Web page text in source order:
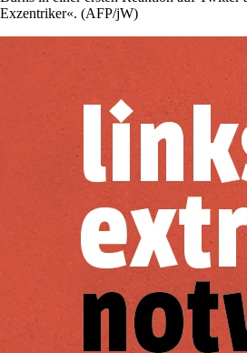
Exzentriker«. (AFP/jW)